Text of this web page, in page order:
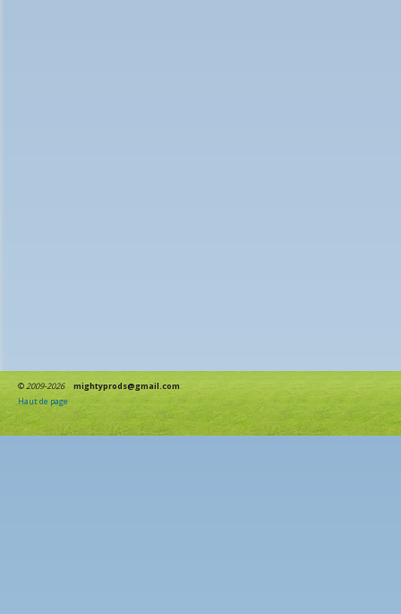
©2009-2026
mightyprods@gmail.com
Haut de page